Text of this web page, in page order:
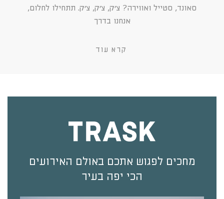
סאונד, סטייל ואווירה? צ׳ק, צ׳ק, צ׳ק. תתחילו לחלום,
אנחנו בדרך
קרא עוד
מחכים לפגוש אתכם באולם האירועים
הכי יפה בעיר